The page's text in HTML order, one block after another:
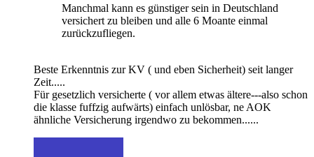
Manchmal kann es günstiger sein in Deutschland
versichert zu bleiben und alle 6 Moante einmal
zurückzufliegen.
Beste Erkenntnis zur KV ( und eben Sicherheit) seit langer
Zeit.....
Für gesetzlich versicherte ( vor allem etwas ältere---also schon
die klasse fuffzig aufwärts) einfach unlösbar, ne AOK
ähnliche Versicherung irgendwo zu bekommen......